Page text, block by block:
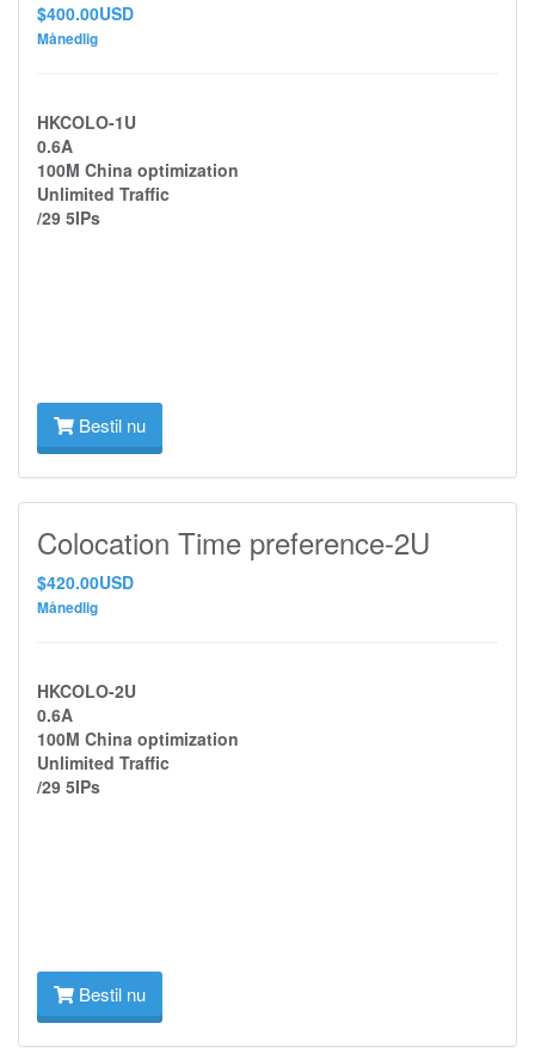
$400.00USD
Månedlig
HKCOLO-1U
0.6A
100M China optimization
Unlimited Traffic
/29 5IPs
Bestil nu
Colocation Time preference-2U
$420.00USD
Månedlig
HKCOLO-2U
0.6A
100M China optimization
Unlimited Traffic
/29 5IPs
Bestil nu